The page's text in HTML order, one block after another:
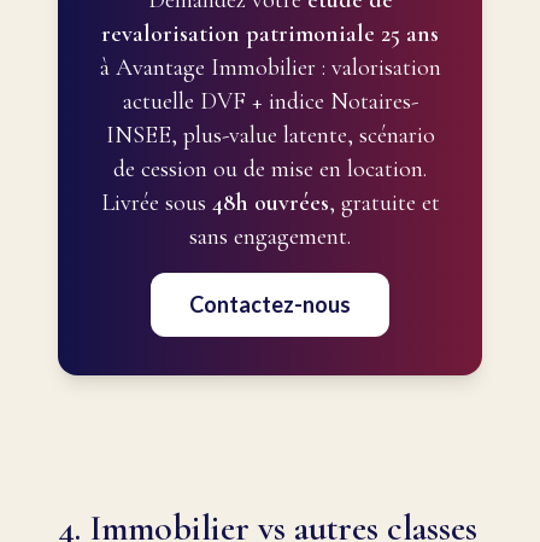
revalorisation patrimoniale 25 ans
à Avantage Immobilier : valorisation
actuelle DVF + indice Notaires-
INSEE, plus-value latente, scénario
de cession ou de mise en location.
Livrée sous 48h ouvrées, gratuite et
sans engagement.
Contactez-nous
4. Immobilier vs autres classes